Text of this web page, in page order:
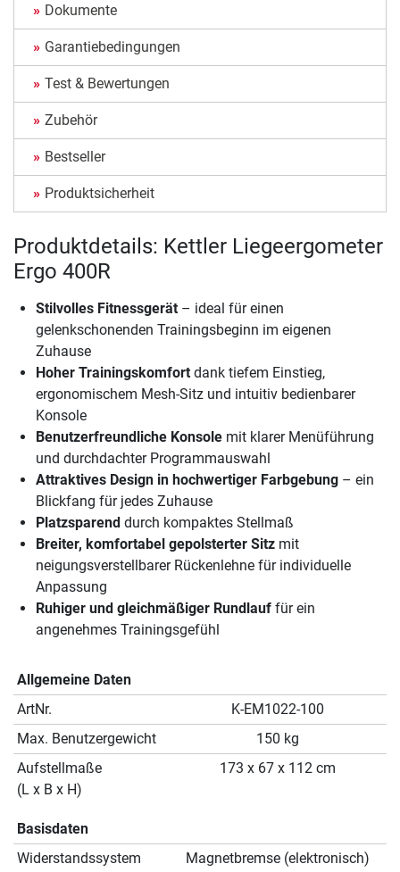
Dokumente
Garantiebedingungen
Test & Bewertungen
Zubehör
Bestseller
Produktsicherheit
Produktdetails: Kettler Liegeergometer
Ergo 400R
Stilvolles Fitnessgerät – ideal für einen
gelenkschonenden Trainingsbeginn im eigenen
Zuhause
Hoher Trainingskomfort dank tiefem Einstieg,
ergonomischem Mesh-Sitz und intuitiv bedienbarer
Konsole
Benutzerfreundliche Konsole mit klarer Menüführung
und durchdachter Programmauswahl
Attraktives Design in hochwertiger Farbgebung – ein
Blickfang für jedes Zuhause
Platzsparend durch kompaktes Stellmaß
Breiter, komfortabel gepolsterter Sitz mit
neigungsverstellbarer Rückenlehne für individuelle
Anpassung
Ruhiger und gleichmäßiger Rundlauf für ein
angenehmes Trainingsgefühl
Allgemeine Daten
ArtNr.
K-EM1022-100
Max. Benutzergewicht
150 kg
Aufstellmaße
(L x B x H)
173 x 67 x 112 cm
Basisdaten
Widerstandssystem
Magnetbremse (elektronisch)